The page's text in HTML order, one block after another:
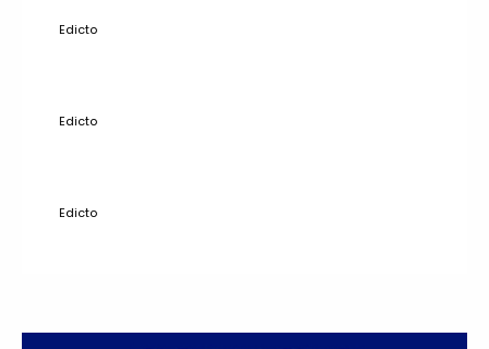
Edicto
Edicto
Edicto